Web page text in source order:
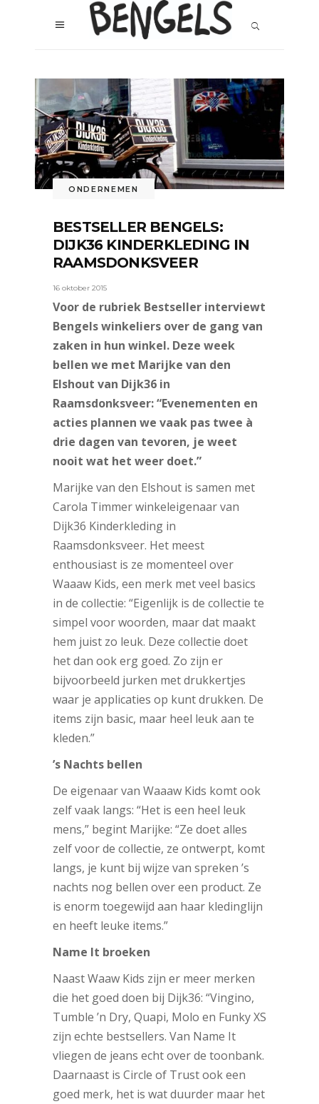
ONDERNEMEN
BESTSELLER BENGELS:
DIJK36 KINDERKLEDING IN
RAAMSDONKSVEER
16 oktober 2015
Voor de rubriek Bestseller interviewt
Bengels winkeliers over de gang van
zaken in hun winkel. Deze week
bellen we met Marijke van den
Elshout van Dijk36 in
Raamsdonksveer: “Evenementen en
acties plannen we vaak pas twee à
drie dagen van tevoren, je weet
nooit wat het weer doet.”
Marijke van den Elshout is samen met
Carola Timmer winkeleigenaar van
Dijk36 Kinderkleding in
Raamsdonksveer. Het meest
enthousiast is ze momenteel over
Waaaw Kids, een merk met veel basics
in de collectie: “Eigenlijk is de collectie te
simpel voor woorden, maar dat maakt
hem juist zo leuk. Deze collectie doet
het dan ook erg goed. Zo zijn er
bijvoorbeeld jurken met drukkertjes
waar je applicaties op kunt drukken. De
items zijn basic, maar heel leuk aan te
kleden.”
’s Nachts bellen
De eigenaar van Waaaw Kids komt ook
zelf vaak langs: “Het is een heel leuk
mens,” begint Marijke: “Ze doet alles
zelf voor de collectie, ze ontwerpt, komt
langs, je kunt bij wijze van spreken ’s
nachts nog bellen over een product. Ze
is enorm toegewijd aan haar kledinglijn
en heeft leuke items.”
Name It broeken
Naast Waaw Kids zijn er meer merken
die het goed doen bij Dijk36: “Vingino,
Tumble ’n Dry, Quapi, Molo en Funky XS
zijn echte bestsellers. Van Name It
vliegen de jeans echt over de toonbank.
Daarnaast is Circle of Trust ook een
goed merk, het is wat duurder maar het